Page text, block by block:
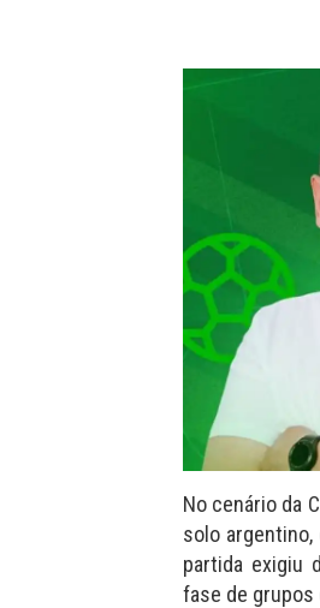
No cenário da
solo
partida exigiu
fase de